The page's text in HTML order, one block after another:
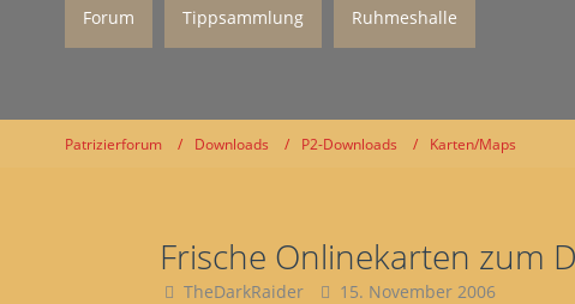
Forum Tippsammlung Ruhmeshalle
Patrizierforum Downloads P2-Downloads Karten/Maps
Frische Onlinekarten zum
TheDarkRaider 15. November 2006